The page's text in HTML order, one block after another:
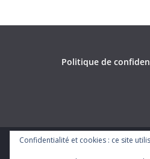
Politique de
Copyright © 2026 .
Confidentialité et cookies : ce site